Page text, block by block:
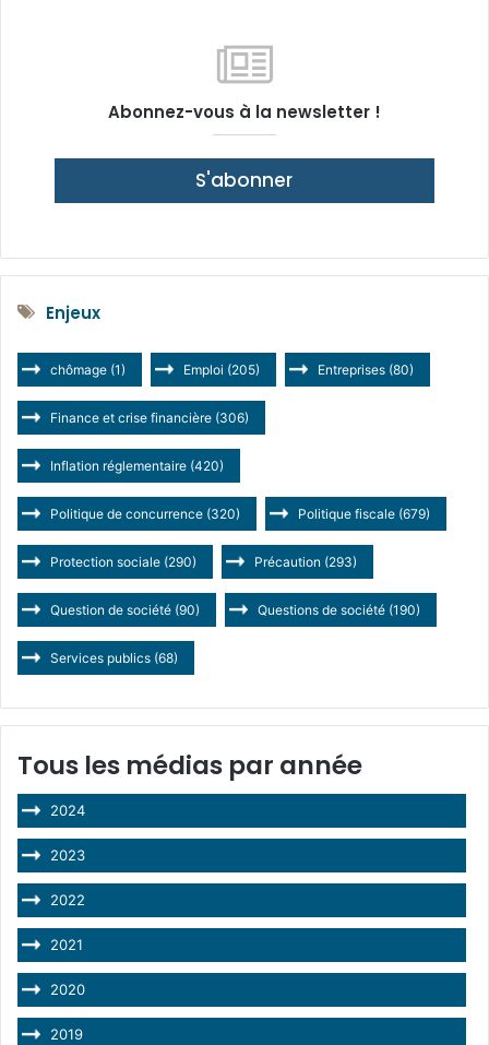
Abonnez-vous à la newsletter !
S'abonner
Enjeux
chômage (1) Emploi (205) Entreprises (80)
Finance et crise financière (306)
Inflation réglementaire (420)
Politique de concurrence (320) Politique fiscale (679)
Protection sociale (290) Précaution (293)
Question de société (90) Questions de société (190)
Services publics (68)
Tous les médias par année
2024
2023
2022
2021
2020
2019